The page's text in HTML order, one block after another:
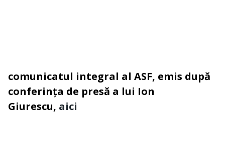
comunicatul integral al ASF, emis după
conferința de presă a lui Ion
Giurescu, aici